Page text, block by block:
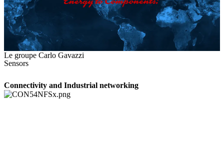
Le groupe Carlo Gavazzi
Sensors
Connectivity and Industrial networking